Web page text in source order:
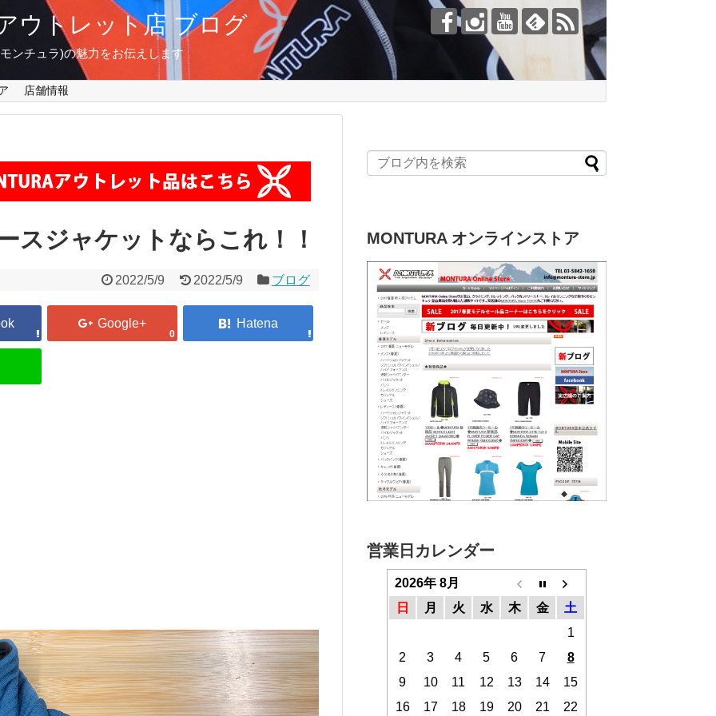
ウトレット店 ブログ
ンチュラ)の魅力をお伝えします
店舗情報
スジャケットならこれ！！
2022/5/9 2022/5/9 ブログ
0
MONTURA オンラインストア
営業日カレンダー
2026年 8月
日
月 火 水 木 金
土
1
2
3 4 5 6 7
8
9
10 11 12 13 14
15
16
17 18 19 20 21 22